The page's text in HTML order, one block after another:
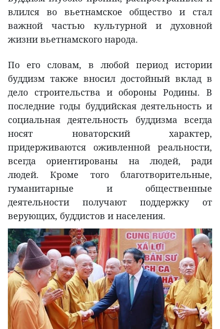
влился во вьетнамское общество и стал
важной частью культурной и духовной
жизни вьетнамского народа.
По его словам, в любой период истории
буддизм также вносил достойный вклад в
дело строительства и обороны Родины. В
последние годы буддийская деятельность и
социальная деятельность буддизма всегда
носят новаторский характер,
придерживаются оживленной реальности,
всегда ориентированы на людей, ради
людей. Кроме того благотворительные,
гуманитарные и общественные
деятельности получают поддержку от
верующих, буддистов и населения.